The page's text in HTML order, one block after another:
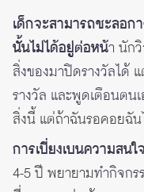
เด็กจะสามารถชะลอก
นั้นไม่ได้อยู่ต่อหน้า นัก
สิ่งของมาปิดรางวัลได้
รางวัล และพูดเตือนตนเ
สิ่งนี้ แต่ถ้าฉันรอคอยฉัน
การเบี่ยงเบนความสนใ
4-5 ปี พยายามทำกิจกร